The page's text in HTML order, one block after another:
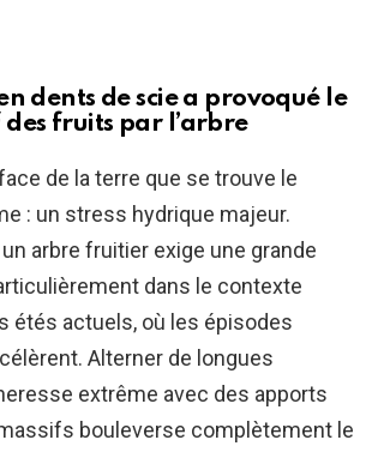
dents de scie a provoqué le
fruits par l’arbre
de la terre que se trouve le
: un stress hydrique majeur.
un arbre fruitier exige une grande
dans le contexte
étés actuels, où les épisodes
Alterner de longues
extrême avec des apports
bouleverse complètement le